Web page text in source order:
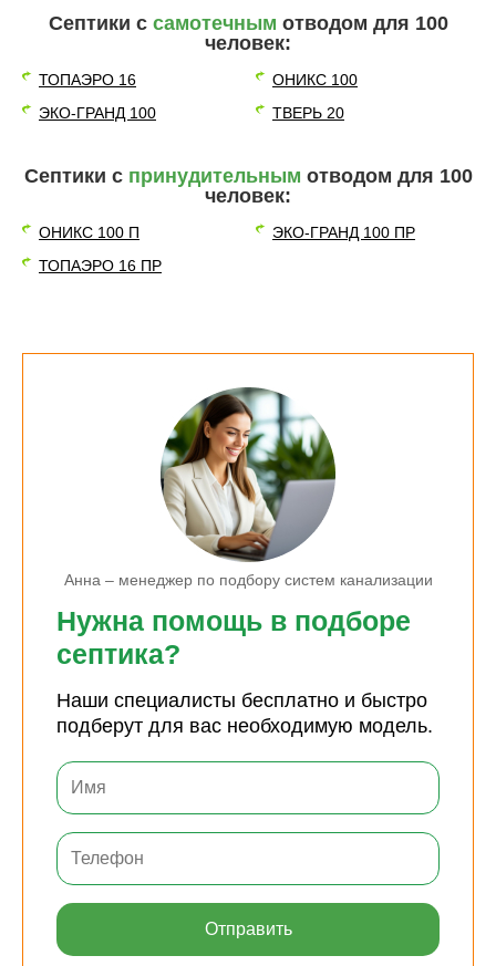
Септики с самотечным отводом для 100
человек:
ТОПАЭРО 16
ЭКО-ГРАНД 100
ОНИКС 100
ТВЕРЬ 20
Септики с принудительным отводом для 100
человек:
ОНИКС 100 П
ТОПАЭРО 16 ПР
ЭКО-ГРАНД 100 ПР
Анна – менеджер по подбору систем канализации
Нужна помощь в подборе
септика?
Наши специалисты бесплатно и быстро
подберут для вас необходимую модель.